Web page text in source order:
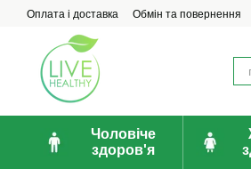
Перейти до основного контенту
Оплата і доставка Обмін та повернення
Чоловіче
здоров'я